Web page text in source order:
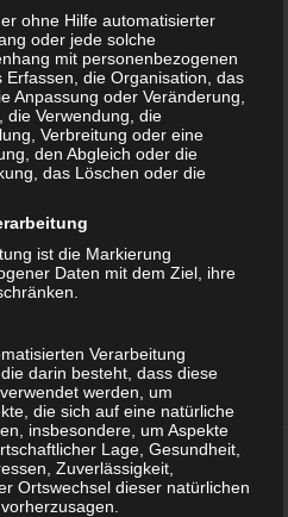
ohne Hilfe automatisierter
oder jede solche
mit personenbezogenen
die Organisation, das
Anpassung oder Veränderung,
die Verwendung, die
Verbreitung oder eine
den Abgleich oder die
das Löschen oder die
ist die Markierung
Daten mit dem Ziel, ihre
Verarbeitung
darin besteht, dass diese
werden, um
die sich auf eine natürliche
insbesondere, um Aspekte
Lage, Gesundheit,
Zuverlässigkeit,
Ortswechsel dieser natürlichen